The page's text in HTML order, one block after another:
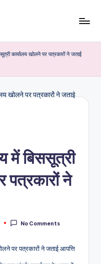
कार्यालय खोलने पर पत्रकारों ने जताई
में बिससूत्री
पत्रकारों ने
No Comments
पर पत्रकारों ने जताई आपत्ति